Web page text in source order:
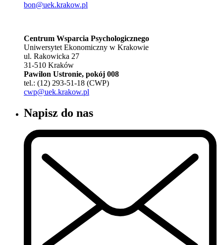
bon@uek.krakow.pl
Centrum Wsparcia Psychologicznego
Uniwersytet Ekonomiczny w Krakowie
ul. Rakowicka 27
31-510 Kraków
Pawilon Ustronie, pokój 008
tel.: (12) 293-51-18 (CWP)
cwp@uek.krakow.pl
Napisz do nas